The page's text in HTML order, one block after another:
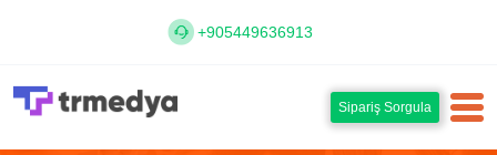
+905449636913
Sipariş Sorgula